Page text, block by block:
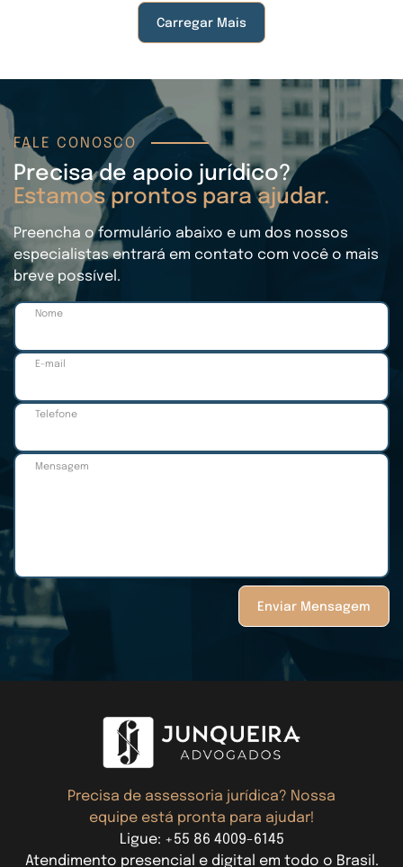
Carregar Mais
FALE CONOSCO
Precisa de apoio jurídico?
Estamos prontos para ajudar.
Preencha o formulário abaixo e um dos nossos
especialistas entrará em contato com você o mais
breve possível.
Nome
E-mail
Telefone
Mensagem
Enviar Mensagem
Precisa de assessoria jurídica? Nossa
equipe está pronta para ajudar!
Ligue: +55 86 4009-6145
Atendimento presencial e digital em todo o Brasil.